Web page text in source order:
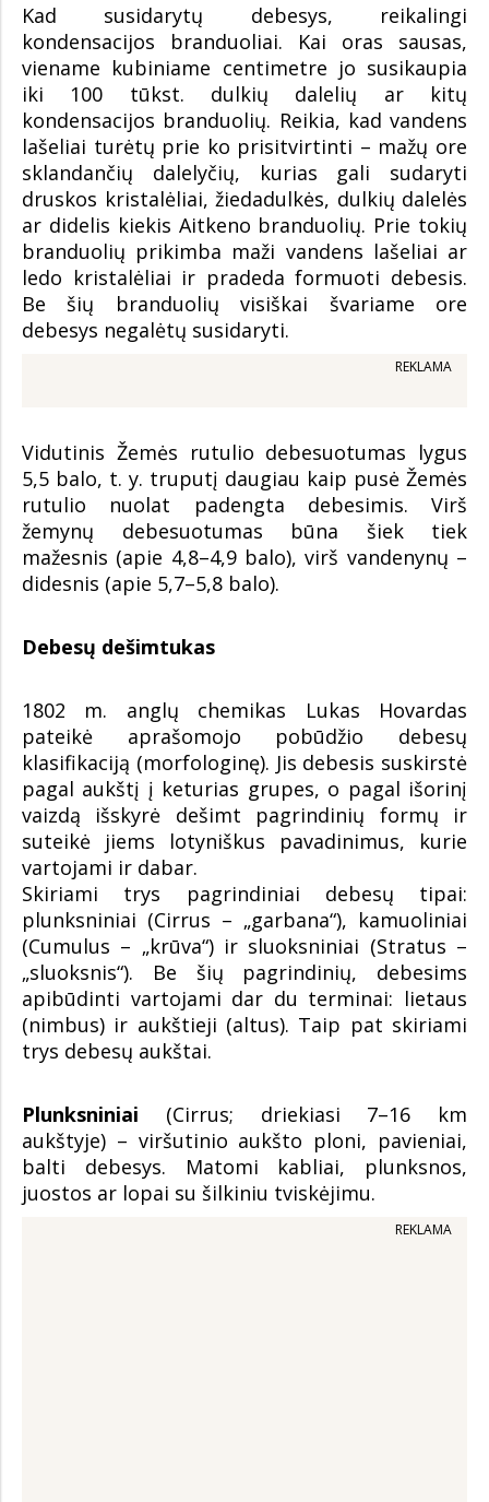
Kad susidarytų debesys, reikalingi
kondensacijos branduoliai. Kai oras sausas,
viename kubiniame centimetre jo susikaupia
iki 100 tūkst. dulkių dalelių ar kitų
kondensacijos branduolių. Reikia, kad vandens
lašeliai turėtų prie ko prisitvirtinti – mažų ore
sklandančių dalelyčių, kurias gali sudaryti
druskos kristalėliai, žiedadulkės, dulkių dalelės
ar didelis kiekis Aitkeno branduolių. Prie tokių
branduolių prikimba maži vandens lašeliai ar
ledo kristalėliai ir pradeda formuoti debesis.
Be šių branduolių visiškai švariame ore
debesys negalėtų susidaryti.
REKLAMA
Vidutinis Žemės rutulio debesuotumas lygus
5,5 balo, t. y. truputį daugiau kaip pusė Žemės
rutulio nuolat padengta debesimis. Virš
žemynų debesuotumas būna šiek tiek
mažesnis (apie 4,8–4,9 balo), virš vandenynų –
didesnis (apie 5,7–5,8 balo).
Debesų dešimtukas
1802 m. anglų chemikas Lukas Hovardas
pateikė aprašomojo pobūdžio debesų
klasifikaciją (morfologinę). Jis debesis suskirstė
pagal aukštį į keturias grupes, o pagal išorinį
vaizdą išskyrė dešimt pagrindinių formų ir
suteikė jiems lotyniškus pavadinimus, kurie
vartojami ir dabar.
Skiriami trys pagrindiniai debesų tipai:
plunksniniai (Cirrus – „garbana“), kamuoliniai
(Cumulus – „krūva“) ir sluoksniniai (Stratus –
„sluoksnis“). Be šių pagrindinių, debesims
apibūdinti vartojami dar du terminai: lietaus
(nimbus) ir aukštieji (altus). Taip pat skiriami
trys debesų aukštai.
Plunksniniai (Cirrus; driekiasi 7–16 km
aukštyje) – viršutinio aukšto ploni, pavieniai,
balti debesys. Matomi kabliai, plunksnos,
juostos ar lopai su šilkiniu tviskėjimu.
REKLAMA